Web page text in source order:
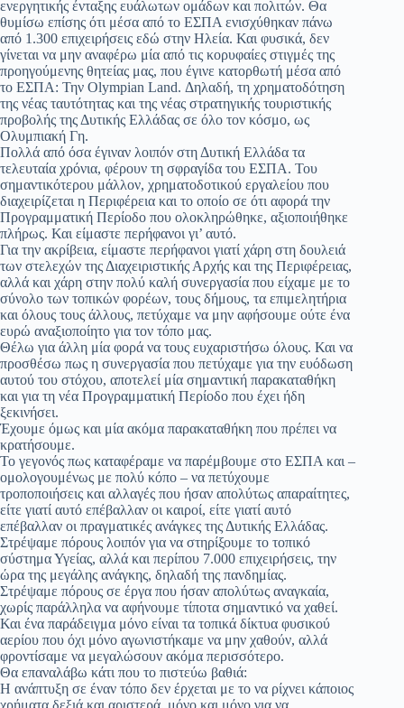
ενεργητικής ένταξης ευάλωτων ομάδων και πολιτών. Θα
θυμίσω επίσης ότι μέσα από το ΕΣΠΑ ενισχύθηκαν πάνω
από 1.300 επιχειρήσεις εδώ στην Ηλεία. Και φυσικά, δεν
γίνεται να μην αναφέρω μία από τις κορυφαίες στιγμές της
προηγούμενης θητείας μας, που έγινε κατορθωτή μέσα από
το ΕΣΠΑ: Την Olympian Land. Δηλαδή, τη χρηματοδότηση
της νέας ταυτότητας και της νέας στρατηγικής τουριστικής
προβολής της Δυτικής Ελλάδας σε όλο τον κόσμο, ως
Ολυμπιακή Γη.
Πολλά από όσα έγιναν λοιπόν στη Δυτική Ελλάδα τα
τελευταία χρόνια, φέρουν τη σφραγίδα του ΕΣΠΑ. Του
σημαντικότερου μάλλον, χρηματοδοτικού εργαλείου που
διαχειρίζεται η Περιφέρεια και το οποίο σε ότι αφορά την
Προγραμματική Περίοδο που ολοκληρώθηκε, αξιοποιήθηκε
πλήρως. Και είμαστε περήφανοι γι’ αυτό.
Για την ακρίβεια, είμαστε περήφανοι γιατί χάρη στη δουλειά
των στελεχών της Διαχειριστικής Αρχής και της Περιφέρειας,
αλλά και χάρη στην πολύ καλή συνεργασία που είχαμε με το
σύνολο των τοπικών φορέων, τους δήμους, τα επιμελητήρια
και όλους τους άλλους, πετύχαμε να μην αφήσουμε ούτε ένα
ευρώ αναξιοποίητο για τον τόπο μας.
Θέλω για άλλη μία φορά να τους ευχαριστήσω όλους. Και να
προσθέσω πως η συνεργασία που πετύχαμε για την ευόδωση
αυτού του στόχου, αποτελεί μία σημαντική παρακαταθήκη
και για τη νέα Προγραμματική Περίοδο που έχει ήδη
ξεκινήσει.
Έχουμε όμως και μία ακόμα παρακαταθήκη που πρέπει να
κρατήσουμε.
Το γεγονός πως καταφέραμε να παρέμβουμε στο ΕΣΠΑ και –
ομολογουμένως με πολύ κόπο – να πετύχουμε
τροποποιήσεις και αλλαγές που ήσαν απολύτως απαραίτητες,
είτε γιατί αυτό επέβαλλαν οι καιροί, είτε γιατί αυτό
επέβαλλαν οι πραγματικές ανάγκες της Δυτικής Ελλάδας.
Στρέψαμε πόρους λοιπόν για να στηρίξουμε το τοπικό
σύστημα Υγείας, αλλά και περίπου 7.000 επιχειρήσεις, την
ώρα της μεγάλης ανάγκης, δηλαδή της πανδημίας.
Στρέψαμε πόρους σε έργα που ήσαν απολύτως αναγκαία,
χωρίς παράλληλα να αφήνουμε τίποτα σημαντικό να χαθεί.
Και ένα παράδειγμα μόνο είναι τα τοπικά δίκτυα φυσικού
αερίου που όχι μόνο αγωνιστήκαμε να μην χαθούν, αλλά
φροντίσαμε να μεγαλώσουν ακόμα περισσότερο.
Θα επαναλάβω κάτι που το πιστεύω βαθιά:
Η ανάπτυξη σε έναν τόπο δεν έρχεται με το να ρίχνει κάποιος